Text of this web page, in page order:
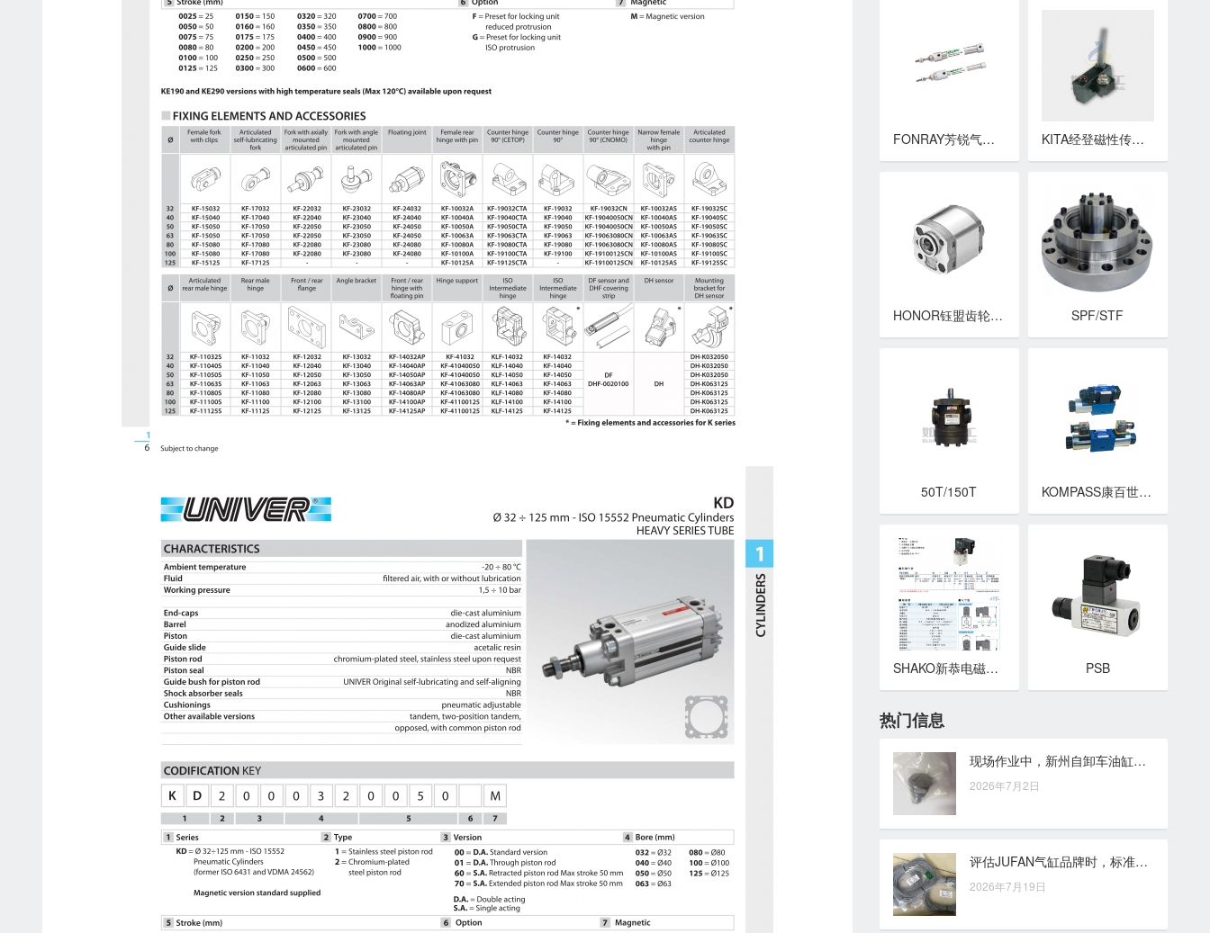
FONRAY芳锐气缸 FMJ系列 笔形气缸 KITA经登磁性传感器 磁性开关 KT11系列
HONOR钰盟齿轮泵 1K系列高压齿轮泵 SPF/STF
50T/150T KOMPASS康百世电磁阀 4WE6,4WE10系列电磁换向阀
SHAKO新恭电磁阀 DC220系列二口二位电磁阀 PSB
热门信息
现场作业中，新州自卸车油缸故障排除的几个实用关注点
2026年7月2日
评估JUFAN气缸品牌时，标准件、定制件与交期应统筹考量
2026年7月19日